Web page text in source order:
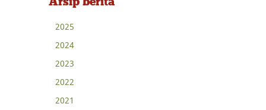
2025
2024
2023
2022
2021